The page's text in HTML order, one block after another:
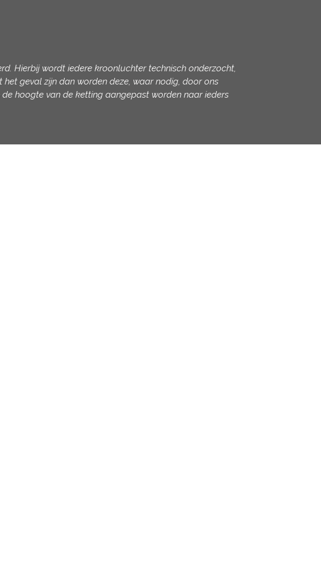
Hierbij wordt iedere kroonluchter technisch onderzocht,
geval zijn dan worden deze, waar nodig, door ons
hoogte van de ketting aangepast worden naar ieders